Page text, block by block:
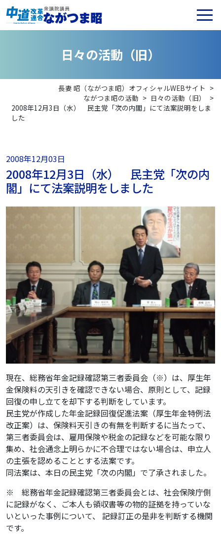
日々の活動 （旧）
長妻 昭（ながつま昭）オフィシャルWEBサイト >
ながつま昭の活動 > 日々の活動（旧）
>
2008年12月3日（水） 民主党「次の内閣」にて法案説明をしま
した
2008年12月03日
2008年12月3日（水） 民主党「次の内
閣」にて法案説明をしました
現在、総務省年金記録確認第三者委員会（※）は、厚生年
金保険料の天引きを確認できない場合、原則として、記録
回復の申し立てを却下する判断をしています。
民主党が作成した年金記録回復促進法案（厚生年金特例法
改正案）は、保険料天引きの有無を判断するに当たって、
第三者委員会は、雇用保険や税金の記録などを可能な限り
集め、社会通念上明らかに不合理ではない場合は、申立人
の主張を認めることとする法案です。
同法案は、本日の民主党「次の内閣」で了承されました。
※ 総務省年金記録確認第三者委員会とは、社会保険庁側
に記録がなく、ご本人も領収書等の物的証拠を持っていな
いといった事例について、 記録訂正の是非を判断する機関
です。